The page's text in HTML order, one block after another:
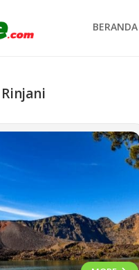
BERANDA